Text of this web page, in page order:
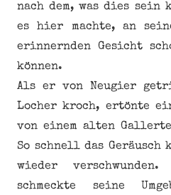
nach dem, was dies sein
es hier machte, an
erinnernden Gesicht
können.
Als er von Neugier
Locher kroch, ertönte
von einem alten
So schnell das Geräusch
wieder
schmeckte seine